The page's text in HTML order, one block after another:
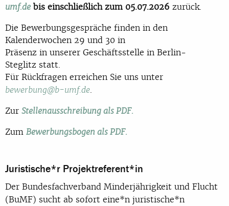
umf.de bis einschließlich zum 05.07.2026 zurück.
Die Bewerbungsgespräche finden in den
Kalenderwochen 29 und 30 in
Präsenz in unserer Geschäftsstelle in Berlin-
Steglitz statt.
Für Rückfragen erreichen Sie uns unter
bewerbung@b-umf.de.
Zur Stellenausschreibung als PDF.
Zum Bewerbungsbogen als PDF.
Juristische*r Projektreferent*in
Der Bundesfachverband Minderjährigkeit und Flucht
(BuMF) sucht ab sofort eine*n juristische*n